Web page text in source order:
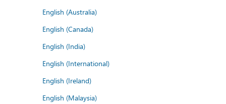
English (Australia)
English (Canada)
English (India)
English (International)
English (Ireland)
English (Malaysia)